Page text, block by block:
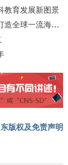
教育发展新图景
聚才兴海 强师报国——中国海洋大学奋力打造全球一流海洋人才集聚高地
版权及免责声明